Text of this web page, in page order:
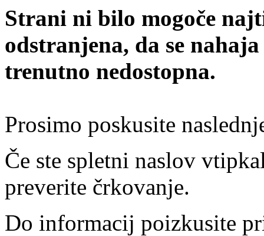
Strani ni bilo mogoče
odstranjena, da se
trenutno nedostopna.
Prosimo poskusite
Če ste spletni naslov
preverite črkovanje.
Do informacij poizkusite